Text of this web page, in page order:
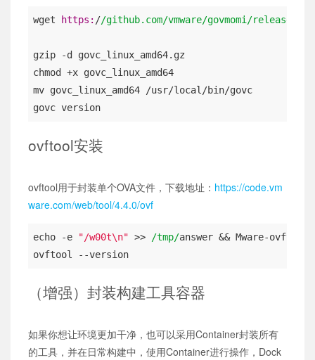
wget https: //github.com/vmware/govmomi/releases
gzip -d govc_linux_amd64.gz
chmod +x govc_linux_amd64
mv govc_linux_amd64 /usr/local/bin/govc
govc version
ovftool安装
ovftool用于封装单个OVA文件，下载地址： https://code.vm
ware.com/web/tool/4.4.0/ovf
echo -e "/w00t\n" >> /tmp/answer && Mware-ovftool
ovftool --version
（增强）封装构建工具容器
如果你想让环境更加干净，也可以采用Container封装所有
的工具，并在日常构建中，使用Container进行操作，Dock